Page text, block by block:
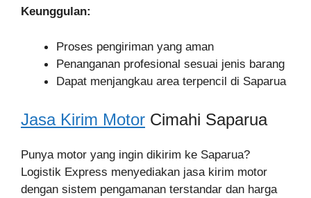
Keunggulan:
Proses pengiriman yang aman
Penanganan profesional sesuai jenis barang
Dapat menjangkau area terpencil di Saparua
Jasa Kirim Motor Cimahi Saparua
Punya motor yang ingin dikirim ke Saparua?
Logistik Express menyediakan jasa kirim motor
dengan sistem pengamanan terstandar dan harga